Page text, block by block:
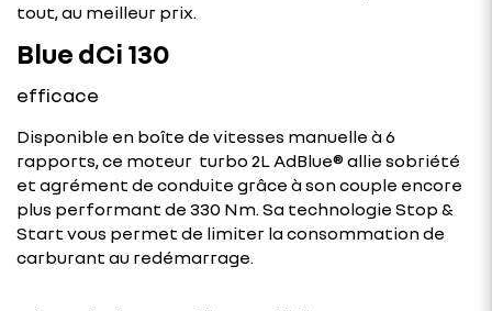
tout, au meilleur prix.
Blue dCi 130
efficace
Disponible en boîte de vitesses manuelle à 6
rapports, ce moteur turbo 2L AdBlue® allie sobriété
et agrément de conduite grâce à son couple encore
plus performant de 330 Nm. Sa technologie Stop &
Start vous permet de limiter la consommation de
carburant au redémarrage.